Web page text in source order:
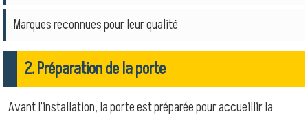
Marques reconnues pour leur qualité
2. Préparation de la porte
Avant l'installation, la porte est préparée pour accueillir la